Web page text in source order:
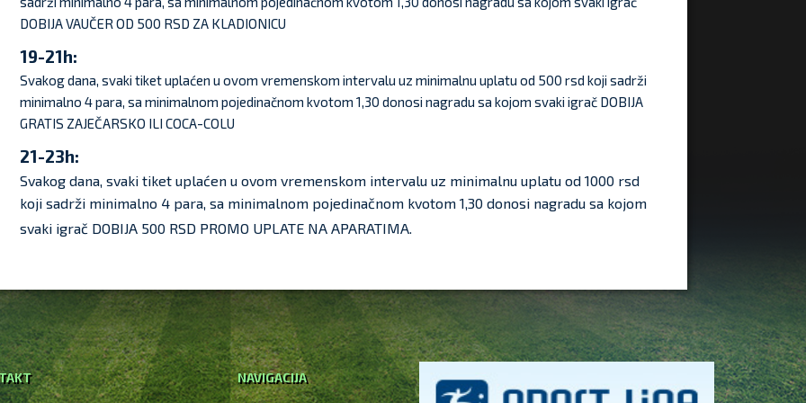
DOBIJA VAUČER OD 500 RSD ZA KLADIONICU
19-21h:
Svakog dana, svaki tiket uplaćen u ovom vremenskom intervalu uz minimalnu uplatu od 500 rsd koji sadrži
minimalno 4 para, sa minimalnom pojedinačnom kvotom 1,30 donosi nagradu sa kojom svaki igrač DOBIJA
GRATIS ZAJEČARSKO ILI COCA-COLU
21-23h:
Svakog dana, svaki tiket uplaćen u ovom vremenskom intervalu uz minimalnu uplatu od 1000 rsd
koji sadrži minimalno 4 para, sa minimalnom pojedinačnom kvotom 1,30 donosi nagradu sa kojom
svaki igrač DOBIJA 500 RSD PROMO UPLATE NA APARATIMA.
NAVIGACIJA